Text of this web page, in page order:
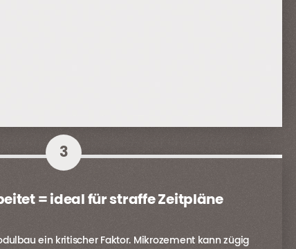
3
= ideal für straffe Zeitpläne
ein kritischer Faktor. Mikrozement kann zügig